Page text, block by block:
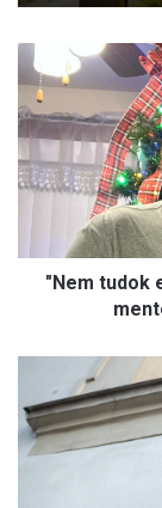
e
m
t
u
k
g
á
l
"Nem tudok
é